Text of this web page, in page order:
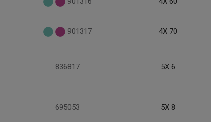
901317 4X 70
836817 5X 6
695053 5X 8